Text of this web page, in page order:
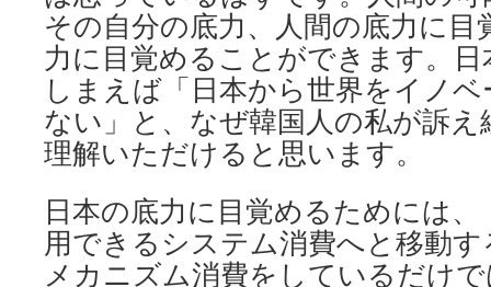
その自分の底力、人間の底力に
力に目覚めることができます。
しまえば「日本から世界をイノ
ない」と、なぜ韓国人の私が訴
理解いただけると思います。
日本の底力に目覚めるためには
用できるシステム消費へと移動
メカニズム消費をしているだけ